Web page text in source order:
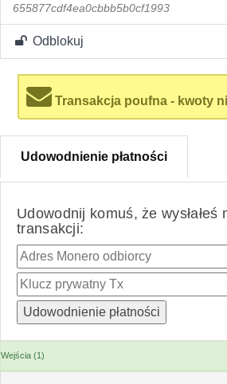
655877cdf4ea0cbbb5b0cf1993
Odblokuj
Transakcja poufna - kwoty
Udowodnienie płatności
Udowodnij komuś, że wysłałeś
transakcji:
Wejścia (1)